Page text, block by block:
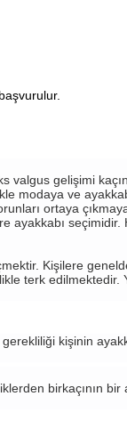
valgus gelişimi
modaya ve
ortaya
ayakkabı
Kişilere
terk edilmektedir.
kişinin
birkaçının bir